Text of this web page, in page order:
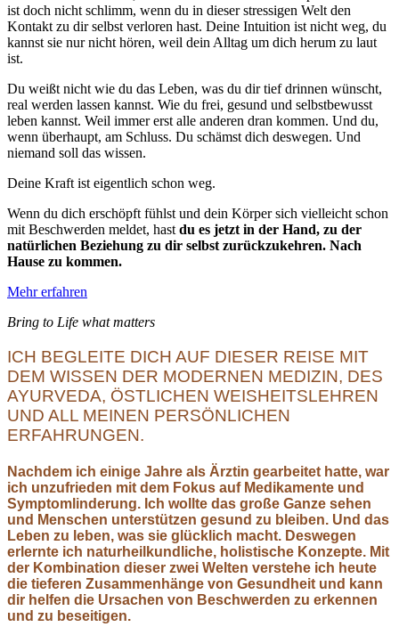
ist doch nicht schlimm, wenn du in dieser stressigen Welt den
Kontakt zu dir selbst verloren hast. Deine Intuition ist nicht weg, du
kannst sie nur nicht hören, weil dein Alltag um dich herum zu laut
ist.
Du weißt nicht wie du das Leben, was du dir tief drinnen wünscht,
real werden lassen kannst. Wie du frei, gesund und selbstbewusst
leben kannst. Weil immer erst alle anderen dran kommen. Und du,
wenn überhaupt, am Schluss. Du schämst dich deswegen. Und
niemand soll das wissen.
Deine Kraft ist eigentlich schon weg.
Wenn du dich erschöpft fühlst und dein Körper sich vielleicht schon
mit Beschwerden meldet, hast du es jetzt in der Hand, zu der
natürlichen Beziehung zu dir selbst zurückzukehren. Nach
Hause zu kommen.
Mehr erfahren
Bring to Life what matters
ICH BEGLEITE DICH AUF DIESER REISE MIT
DEM WISSEN DER MODERNEN MEDIZIN, DES
AYURVEDA, ÖSTLICHEN WEISHEITSLEHREN
UND ALL MEINEN PERSÖNLICHEN
ERFAHRUNGEN.
Nachdem ich einige Jahre als Ärztin gearbeitet hatte, war
ich unzufrieden mit dem Fokus auf Medikamente und
Symptomlinderung. Ich wollte das große Ganze sehen
und Menschen unterstützen gesund zu bleiben. Und das
Leben zu leben, was sie glücklich macht. Deswegen
erlernte ich naturheilkundliche, holistische Konzepte. Mit
der Kombination dieser zwei Welten verstehe ich heute
die tieferen Zusammenhänge von Gesundheit und kann
dir helfen die Ursachen von Beschwerden zu erkennen
und zu beseitigen.